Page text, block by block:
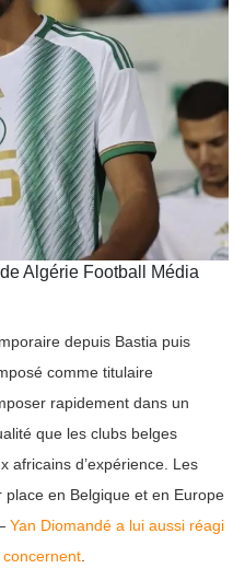
Algérie Football Média
depuis Bastia puis
comme titulaire
rapidement dans un
que les clubs belges
africains d’expérience. Les
en Belgique et en Europe
Yan Diomandé a lui aussi réagi